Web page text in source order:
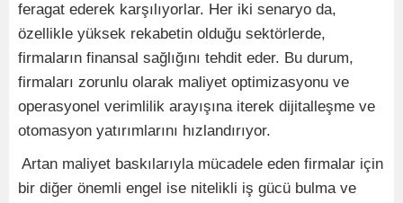
feragat ederek karşılıyorlar. Her iki senaryo da,
özellikle yüksek rekabetin olduğu sektörlerde,
firmaların finansal sağlığını tehdit eder. Bu durum,
firmaları zorunlu olarak maliyet optimizasyonu ve
operasyonel verimlilik arayışına iterek dijitalleşme ve
otomasyon yatırımlarını hızlandırıyor.
​ Artan maliyet baskılarıyla mücadele eden firmalar için
bir diğer önemli engel ise nitelikli iş gücü bulma ve